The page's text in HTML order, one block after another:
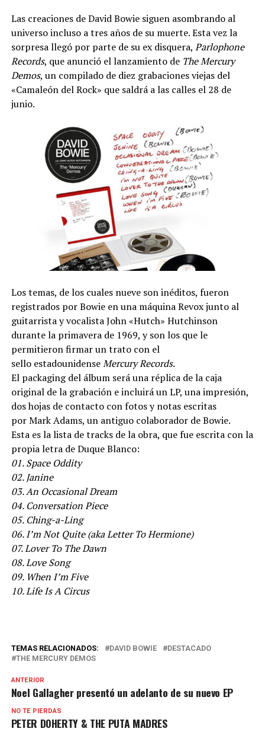
Las creaciones de David Bowie siguen asombrando al
universo incluso a tres años de su muerte. Esta vez la
sorpresa llegó por parte de su ex disquera, Parlophone
Records, que anunció el lanzamiento de The Mercury
Demos, un compilado de diez grabaciones viejas del
«Camaleón del Rock» que saldrá a las calles el 28 de
junio.
Los temas, de los cuales nueve son inéditos, fueron
registrados por Bowie en una máquina Revox junto al
guitarrista y vocalista John «Hutch» Hutchinson
durante la primavera de 1969, y son los que le
permitieron firmar un trato con el
sello estadounidenseMercury Records.
El packaging del álbum será una réplica de la caja
original de la grabación e incluirá un LP, una impresión,
dos hojas de contacto con fotos y notas escritas
por Mark Adams, un antiguo colaborador de Bowie.
Esta es la lista de tracks de la obra, que fue escrita con la
propia letra de Duque Blanco:
01. Space Oddity
02. Janine
03. An Occasional Dream
04. Conversation Piece
05. Ching-a-Ling
06. I’m Not Quite (aka Letter To Hermione)
07. Lover To The Dawn
08. Love Song
09. When I’m Five
10. Life Is A Circus
TEMAS RELACIONADOS: DAVID BOWIE
DESTACADO
THE MERCURY DEMOS
ANTERIOR
Noel Gallagher presentó un adelanto de su nuevo EP
NO TE PIERDAS
PETER DOHERTY & THE PUTA MADRES